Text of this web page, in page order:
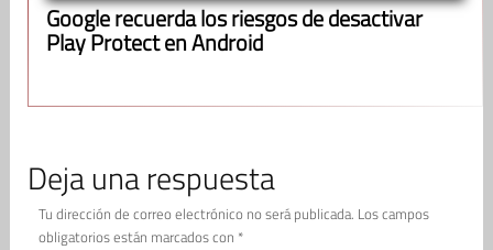
Google recuerda los riesgos de desactivar
Play Protect en Android
Deja una respuesta
Tu dirección de correo electrónico no será publicada. Los campos
obligatorios están marcados con *